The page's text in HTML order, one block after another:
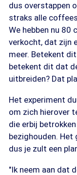
dus overstappen
straks alle
We hebben nu
verkocht, dat zijn
meer. Betekent
betekent dit dat
uitbreiden? Dat
Het experiment
om zich hierover
die erbij
bezighouden. Het
dus je zult een
"Ik neem aan dat